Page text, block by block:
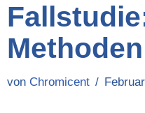
Methoden
von Chromicent